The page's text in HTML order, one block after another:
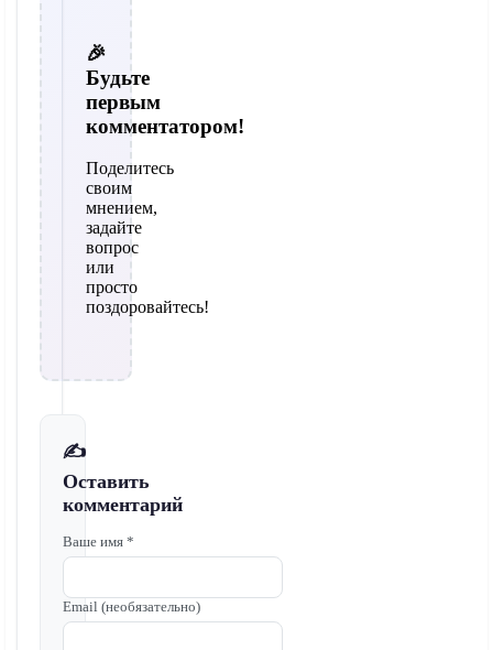
🎉
Будьте
первым
комментатором!
Поделитесь
своим
мнением,
задайте
вопрос
или
просто
поздоровайтесь!
✍️
Оставить
комментарий
Ваше имя *
Email (необязательно)